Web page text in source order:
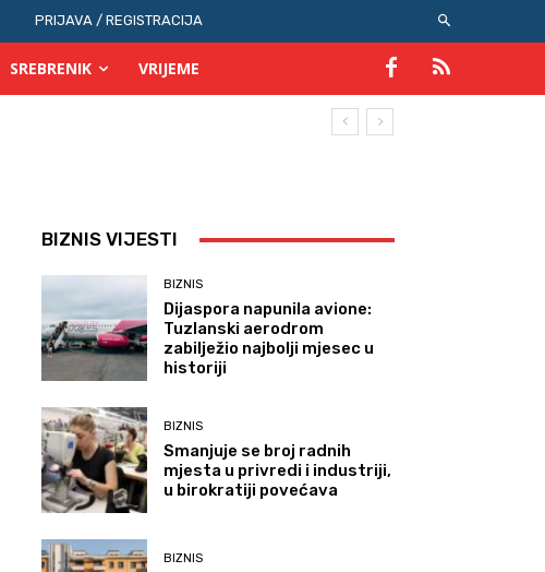
PRIJAVA / REGISTRACIJA
SREBRENIK VRIJEME
BIZNIS VIJESTI
BIZNIS
Dijaspora napunila avione:
Tuzlanski aerodrom
zabilježio najbolji mjesec u
historiji
BIZNIS
Smanjuje se broj radnih
mjesta u privredi i industriji,
u birokratiji povećava
BIZNIS